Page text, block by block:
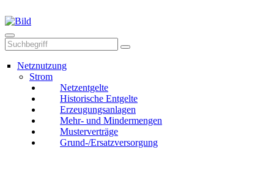
Netznutzung
Strom
Netzentgelte
Historische Entgelte
Erzeugungsanlagen
Mehr- und Mindermengen
Musterverträge
Grund-/Ersatzversorgung